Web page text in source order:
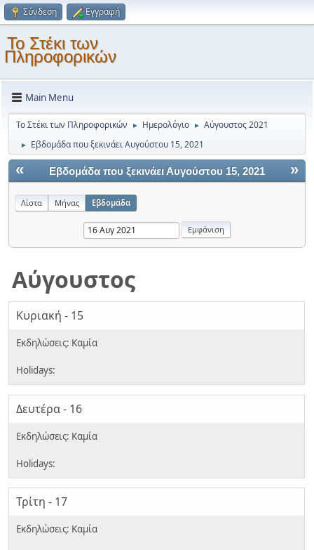
Σύνδεση Εγγραφή
Το Στέκι των
Πληροφορικών
Main Menu
Το Στέκι των Πληροφορικών ► Ημερολόγιο ► Αύγουστος 2021
► Εβδομάδα που ξεκινάει Αυγούστου 15, 2021
« »
Εβδομάδα που ξεκινάει Αυγούστου 15, 2021
Λίστα Μήνας Εβδομάδα
Αύγουστος
Κυριακή - 15
Δευτέρα - 16
Τρίτη - 17